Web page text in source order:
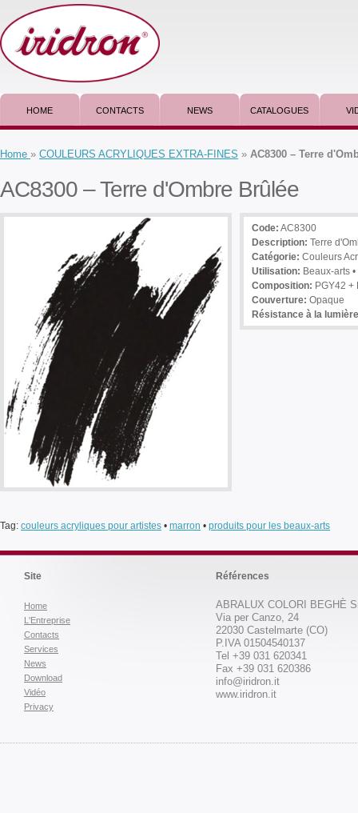
HOME CONTACTS NEWS CATALOGUES
Home » COULEURS ACRYLIQUES EXTRA-FINES » AC8300 – Terre
AC8300 – Terre d'Ombre Brûlée
Code: AC8300
Description: Terre
Catégorie: Couleurs
Utilisation: Beaux-arts
Composition: PGY42 +
Couverture: Opaque
Résistance à la
Tag: couleurs acryliques pour artistes • marron • produits pour les beaux-arts
Site
Home
L'Entreprise
Contacts
Services
News
Download
Vidéo
Privacy
Références
ABRALUX COLORI BEGHÈ
Via per Canzo, 24
22030 Castelmarte (CO)
P.IVA 01504540137
Tel +39 031 620341
Fax +39 031 620386
info@iridron.it
www.iridron.it